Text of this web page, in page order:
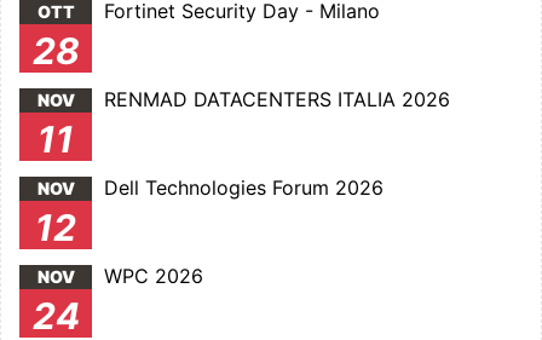
OTT
28
Fortinet Security Day - Milano
NOV
11
RENMAD DATACENTERS ITALIA 2026
NOV
12
Dell Technologies Forum 2026
NOV
24
WPC 2026